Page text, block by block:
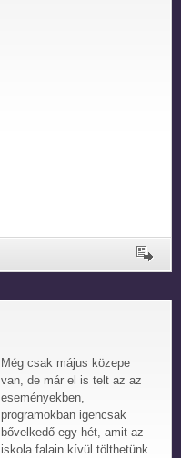
Még csak május közepe
van, de már el is telt az az
eseményekben,
programokban igencsak
bővelkedő egy hét, amit az
iskola falain kívül tölthetünk